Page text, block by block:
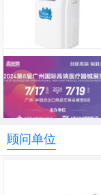
顾问单位